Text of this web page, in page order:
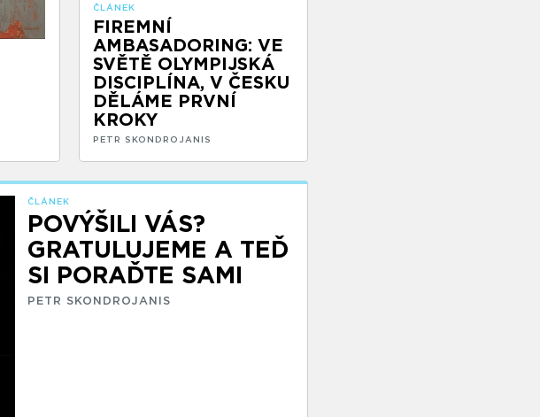
ČLÁNEK
FIREMNÍ
AMBASADORING: VE
SVĚTĚ OLYMPIJSKÁ
DISCIPLÍNA, V ČESKU
DĚLÁME PRVNÍ
KROKY
PETR SKONDROJANIS
ČLÁNEK
POVÝŠILI VÁS?
GRATULUJEME A TEĎ
SI PORAĎTE SAMI
PETR SKONDROJANIS